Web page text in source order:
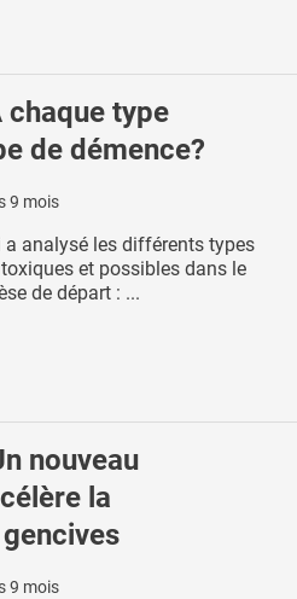
chaque type
de démence?
9 mois
a analysé les différents types
et possibles dans le
de départ : ...
nouveau
la
9 mois